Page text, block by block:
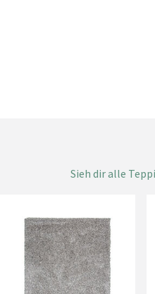
Sieh dir alle